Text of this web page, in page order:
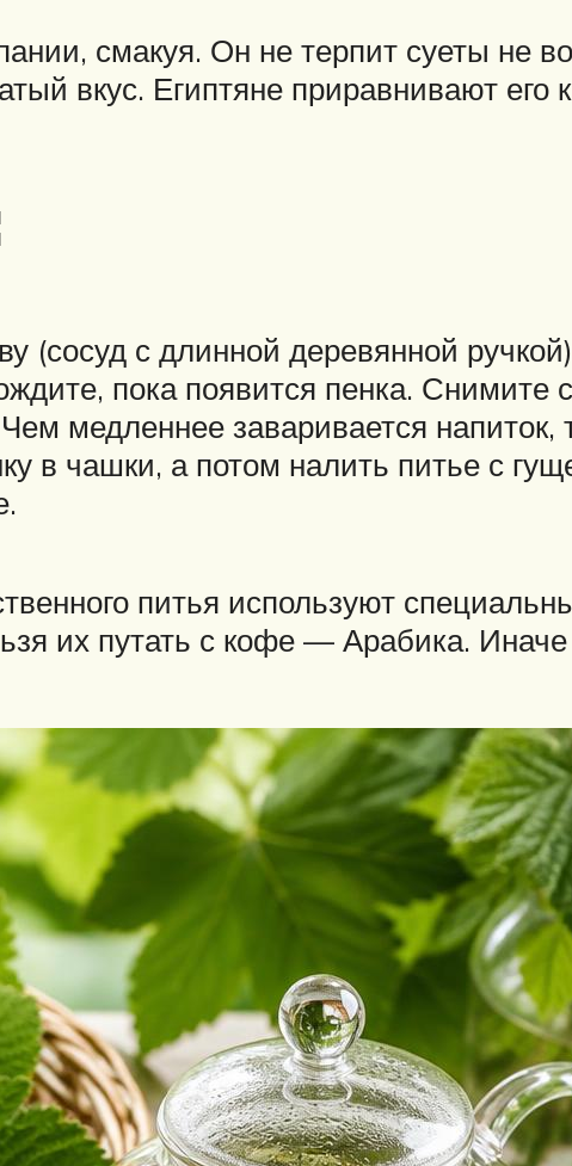
смакуя. Он не терпит суеты не
вкус. Египтяне приравнивают его
(сосуд с длинной деревянной
пока появится пенка. Снимите
медленнее заваривается напиток,
в чашки, а потом налить питье с
питья используют
их путать с кофе — Арабика.